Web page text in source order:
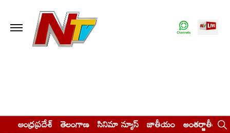
ఆంధ్రప్రదేశ్ తెలంగాణ సినిమా న్యూస్ జాతీయం అంతర్జాతీయం